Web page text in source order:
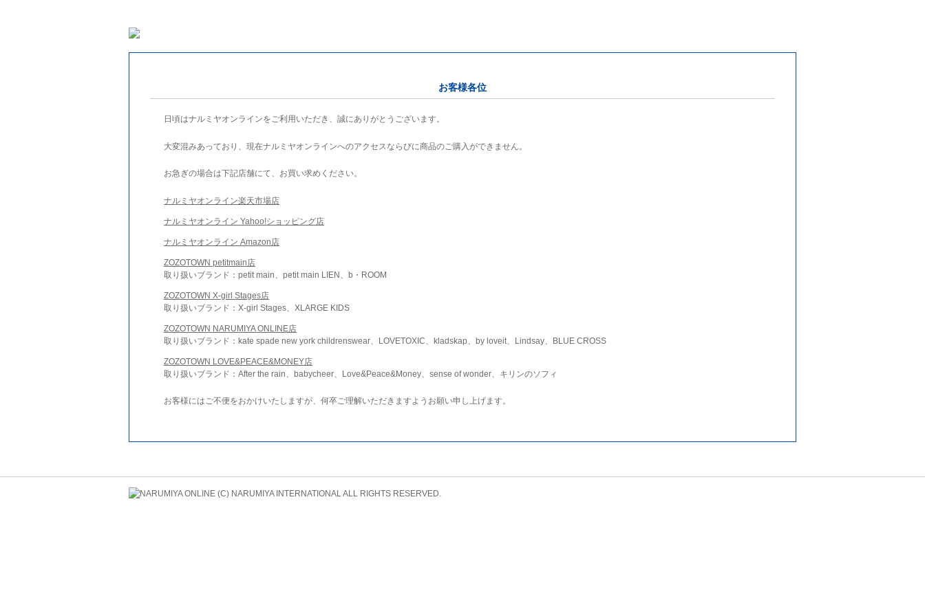
お客様各位
日頃はナルミヤオンラインをご利用いただき、誠にありがとうございます。
大変混みあっており、現在ナルミヤオンラインへのアクセスならびに商品のご購入ができません。
お急ぎの場合は下記店舗にて、お買い求めください。
ナルミヤオンライン楽天市場店
ナルミヤオンライン Yahoo!ショッピング店
ナルミヤオンライン Amazon店
ZOZOTOWN petitmain店
取り扱いブランド：petit main、petit main LIEN、b・ROOM
ZOZOTOWN X-girl Stages店
取り扱いブランド：X-girl Stages、XLARGE KIDS
ZOZOTOWN NARUMIYA ONLINE店
取り扱いブランド：kate spade new york childrenswear、LOVETOXIC、kladskap、by loveit、Lindsay、BLUE CROSS
ZOZOTOWN LOVE&PEACE&MONEY店
取り扱いブランド：After the rain、babycheer、Love&Peace&Money、sense of wonder、キリンのソフィ
お客様にはご不便をおかけいたしますが、何卒ご理解いただきますようお願い申し上げます。